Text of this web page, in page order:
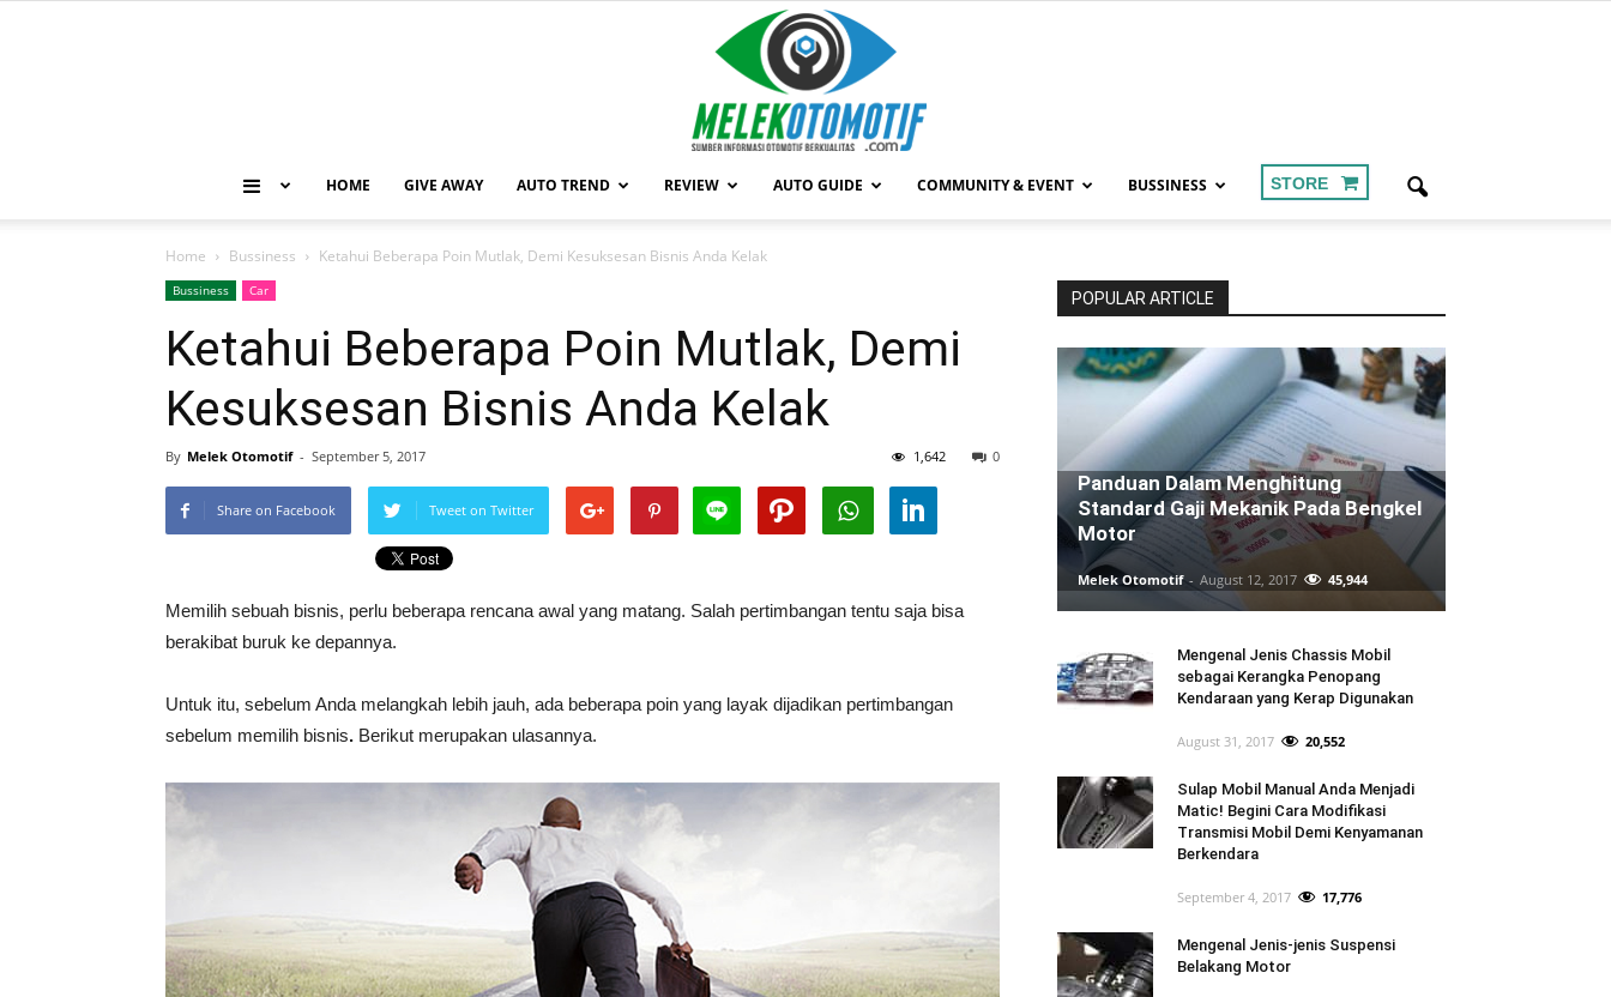
HOME GIVE AWAY AUTO TREND REVIEW AUTO GUIDE COMMUNITY & EVENT BUSSINESS STORE
Home Bussiness Ketahui Beberapa Poin Mutlak, Demi Kesuksesan Bisnis Anda Kelak
Bussiness Car
Ketahui Beberapa Poin Mutlak, Demi
Kesuksesan Bisnis Anda Kelak
By Melek Otomotif - September 5, 2017 0
1,642
Share on Facebook Tweet on Twitter
Memilih sebuah bisnis, perlu beberapa rencana awal yang matang. Salah pertimbangan tentu saja bisa
berakibat buruk ke depannya.
Untuk itu, sebelum Anda melangkah lebih jauh, ada beberapa poin yang layak dijadikan pertimbangan
sebelum memilih bisnis. Berikut merupakan ulasannya.
POPULAR ARTICLE
Panduan Dalam Menghitung
Standard Gaji Mekanik Pada Bengkel
Motor
Melek Otomotif - August 12, 2017 45,944
Mengenal Jenis Chassis Mobil
sebagai Kerangka Penopang
Kendaraan yang Kerap Digunakan
August 31, 2017 20,552
Sulap Mobil Manual Anda Menjadi
Matic! Begini Cara Modifikasi
Transmisi Mobil Demi Kenyamanan
Berkendara
September 4, 2017 17,776
Mengenal Jenis-jenis Suspensi
Belakang Motor